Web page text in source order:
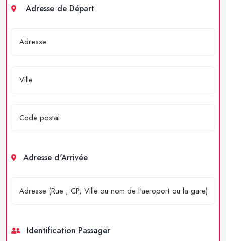
Adresse de Départ
Adresse d'Arrivée
Identification Passager